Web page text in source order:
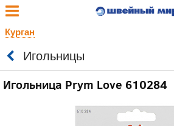
Курган
Игольницы
Игольница Prym Love 610284